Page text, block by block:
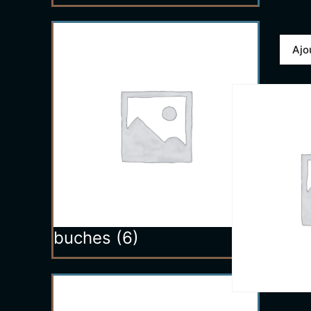
buches (6)